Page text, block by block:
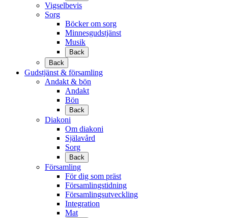
Vigselbevis
Sorg
Böcker om sorg
Minnesgudstjänst
Musik
Back
Back
Gudstjänst & församling
Andakt & bön
Andakt
Bön
Back
Diakoni
Om diakoni
Själavård
Sorg
Back
Församling
För dig som präst
Församlingstidning
Församlingsutveckling
Integration
Mat